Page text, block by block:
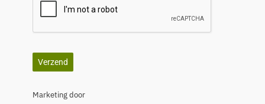
Verzend
Marketing door